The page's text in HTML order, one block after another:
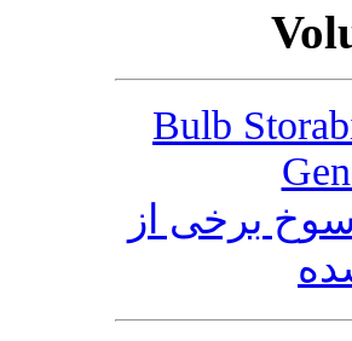
Bulb
سوخ برخی از